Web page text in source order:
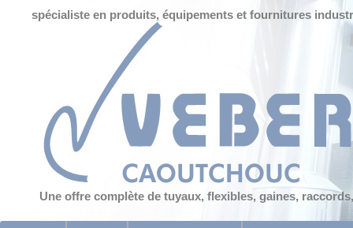
spécialiste en produits, équipements et fournitures
Une offre complète de tuyaux, flexibles, gaines,
Panneau de gestion des cookies